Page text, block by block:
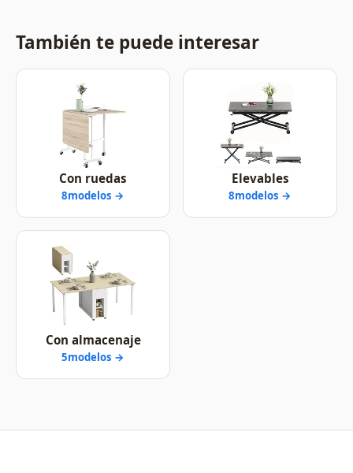
También te puede interesar
Con ruedas
8modelos →
Elevables
8modelos →
Con almacenaje
5modelos →